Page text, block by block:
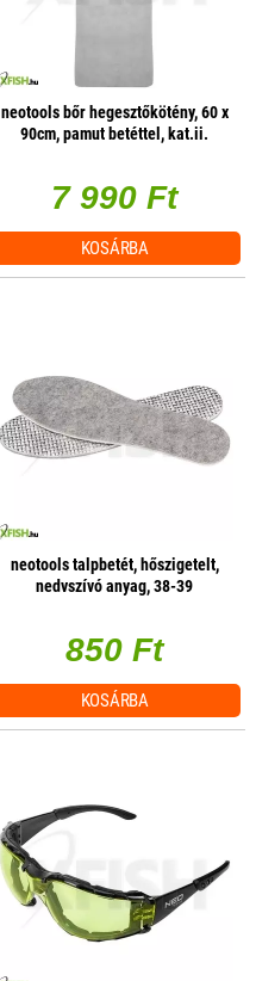
neotools bőr hegesztőkötény, 60 x
90cm, pamut betéttel, kat.ii.
7 990 Ft
KOSÁRBA
neotools talpbetét, hőszigetelt,
nedvszívó anyag, 38-39
850 Ft
KOSÁRBA